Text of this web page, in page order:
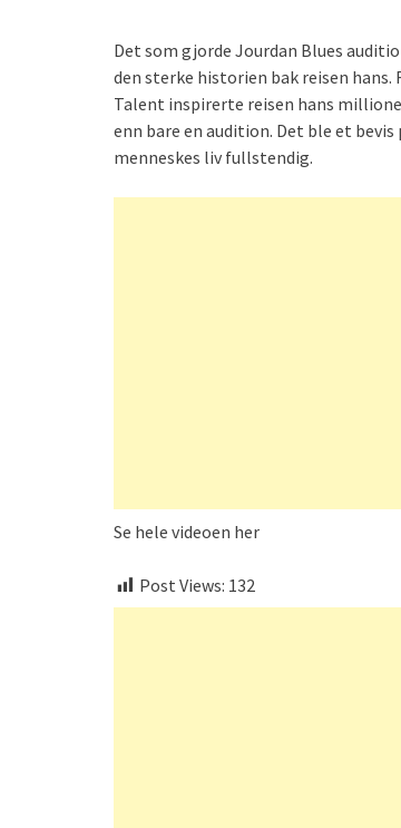
Det som gjorde Jourdan Blues
den sterke historien bak reisen hans.
Talent inspirerte reisen hans
enn bare en audition. Det ble et
menneskes liv fullstendig.
Se hele videoen her
Post Views: 132